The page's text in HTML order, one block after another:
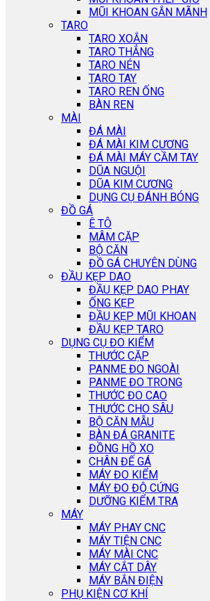
MŨI KHOAN GẮN MÃNH
TARO
TARO XOẮN
TARO THẲNG
TARO NÉN
TARO TAY
TARO REN ỐNG
BÀN REN
MÀI
ĐÁ MÀI
ĐÁ MÀI KIM CƯƠNG
ĐÁ MÀI MÁY CẦM TAY
DŨA NGUỘI
DŨA KIM CƯƠNG
DỤNG CỤ ĐÁNH BÓNG
ĐỒ GÁ
Ê TÔ
MÂM CẶP
BỘ CĂN
ĐỒ GÁ CHUYÊN DÙNG
ĐẦU KẸP DAO
ĐẦU KẸP DAO PHAY
ỐNG KẸP
ĐẦU KẸP MŨI KHOAN
ĐẦU KẸP TARO
DỤNG CỤ ĐO KIỂM
THƯỚC CẶP
PANME ĐO NGOÀI
PANME ĐO TRONG
THƯỚC ĐO CAO
THƯỚC CHO SÂU
BỘ CĂN MẪU
BÀN ĐÁ GRANITE
ĐỒNG HỒ XO
CHÂN ĐẾ GÁ
MÁY ĐO KIỂM
MÁY ĐO ĐỘ CỨNG
DƯỠNG KIỂM TRA
MÁY
MÁY PHAY CNC
MÁY TIỆN CNC
MÁY MÀI CNC
MÁY CẮT DÂY
MÁY BẮN ĐIỆN
PHỤ KIỆN CƠ KHÍ